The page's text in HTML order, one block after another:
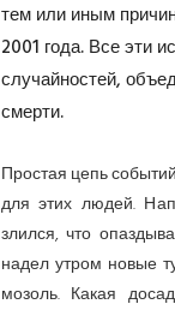
тем или иным
2001 года. Все эти
случайностей,
смерти.
Простая цепь
для этих людей.
злился, что
надел утром новые
мозоль. Какая